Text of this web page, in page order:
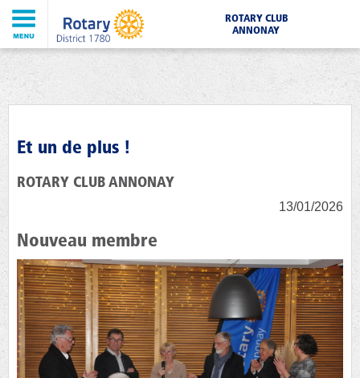
ROTARY CLUB
ANNONAY
Et un de plus !
ROTARY CLUB ANNONAY
13/01/2026
Nouveau membre